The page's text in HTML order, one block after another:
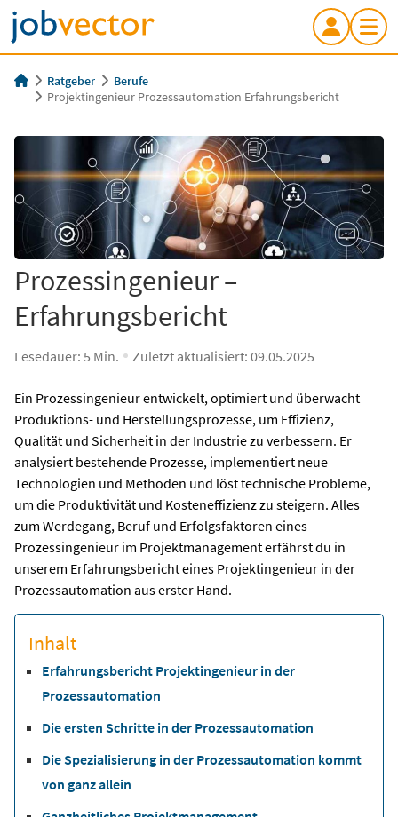
Ratgeber
Berufe
Projektingenieur Prozessautomation Erfahrungsbericht
Prozessingenieur –
Erfahrungsbericht
Lesedauer: 5 Min. Zuletzt aktualisiert: 09.05.2025
Ein Prozessingenieur entwickelt, optimiert und überwacht
Produktions- und Herstellungsprozesse, um Effizienz,
Qualität und Sicherheit in der Industrie zu verbessern. Er
analysiert bestehende Prozesse, implementiert neue
Technologien und Methoden und löst technische Probleme,
um die Produktivität und Kosteneffizienz zu steigern. Alles
zum Werdegang, Beruf und Erfolgsfaktoren eines
Prozessingenieur im Projektmanagement erfährst du in
unserem Erfahrungsbericht eines Projektingenieur in der
Prozessautomation aus erster Hand.
Inhalt
Erfahrungsbericht Projektingenieur in der
Prozessautomation
Die ersten Schritte in der Prozessautomation
Die Spezialisierung in der Prozessautomation kommt
von ganz allein